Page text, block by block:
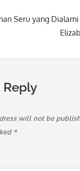
Seru yang
Reply
will not be
*